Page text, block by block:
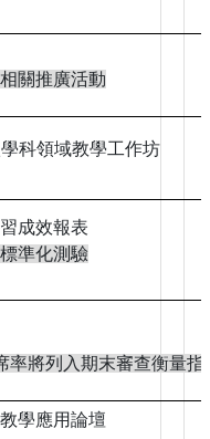
關推廣活動
科領域教學工作坊
成效報表
準化測驗
率將列入期末審查衡量指
學應用論壇